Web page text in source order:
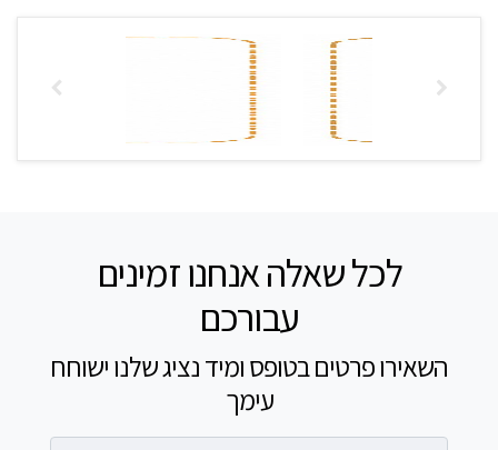
לכל שאלה אנחנו זמינים
עבורכם
השאירו פרטים בטופס ומיד נציג שלנו ישוחח
עימך